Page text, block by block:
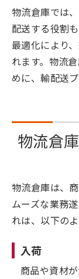
物流倉庫では
配送する役割
最適化により
れます。物流
めに、輸配送
物流倉
物流倉庫は、
ムーズな業務
れは、以下の
入荷
商品や資材